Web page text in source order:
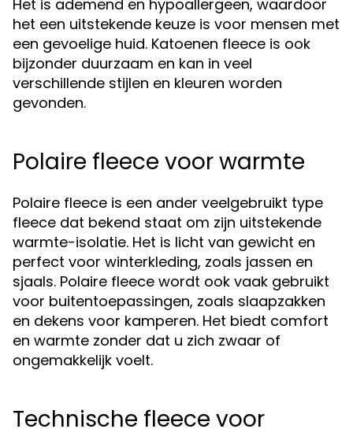
Het is ademend en hypoallergeen, waardoor
het een uitstekende keuze is voor mensen met
een gevoelige huid. Katoenen fleece is ook
bijzonder duurzaam en kan in veel
verschillende stijlen en kleuren worden
gevonden.
Polaire fleece voor warmte
Polaire fleece is een ander veelgebruikt type
fleece dat bekend staat om zijn uitstekende
warmte-isolatie. Het is licht van gewicht en
perfect voor winterkleding, zoals jassen en
sjaals. Polaire fleece wordt ook vaak gebruikt
voor buitentoepassingen, zoals slaapzakken
en dekens voor kamperen. Het biedt comfort
en warmte zonder dat u zich zwaar of
ongemakkelijk voelt.
Technische fleece voor